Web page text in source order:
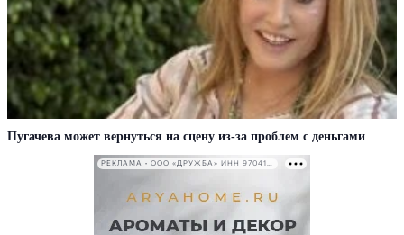
Пугачева может вернуться на сцену из-за проблем с деньгами
РЕКЛАМА • ООО «ДРУЖБА» ИНН 9704146411